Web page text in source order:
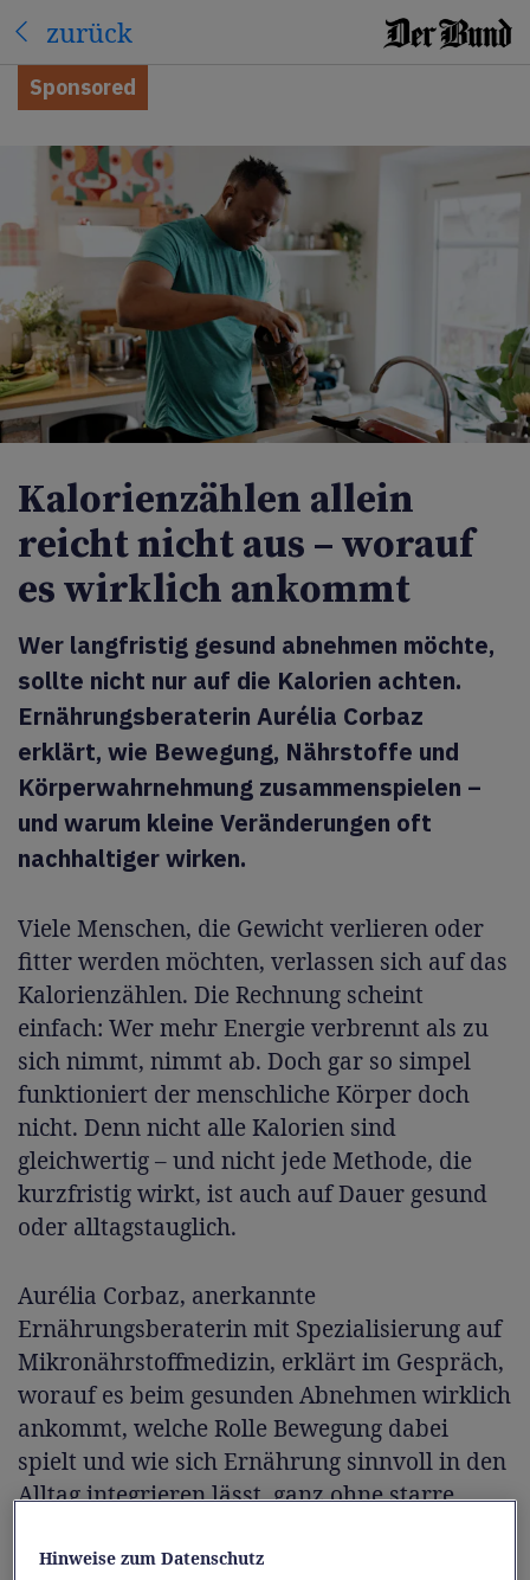
zurück
Sponsored
Kalorienzählen allein
reicht nicht aus – worauf
es wirklich ankommt
Wer langfristig gesund abnehmen möchte,
sollte nicht nur auf die Kalorien achten.
Ernährungsberaterin Aurélia Corbaz
erklärt, wie Bewegung, Nährstoffe und
Körperwahrnehmung zusammenspielen –
und warum kleine Veränderungen oft
nachhaltiger wirken.
Viele Menschen, die Gewicht verlieren oder
fitter werden möchten, verlassen sich auf das
Kalorienzählen. Die Rechnung scheint
einfach: Wer mehr Energie verbrennt als zu
sich nimmt, nimmt ab. Doch gar so simpel
funktioniert der menschliche Körper doch
nicht. Denn nicht alle Kalorien sind
gleichwertig – und nicht jede Methode, die
kurzfristig wirkt, ist auch auf Dauer gesund
oder alltagstauglich.
Aurélia Corbaz, anerkannte
Ernährungsberaterin mit Spezialisierung auf
Mikronährstoffmedizin, erklärt im Gespräch,
worauf es beim gesunden Abnehmen wirklich
ankommt, welche Rolle Bewegung dabei
spielt und wie sich Ernährung sinnvoll in den
Alltag integrieren lässt, ganz ohne starre
Hinweise zum Datenschutz